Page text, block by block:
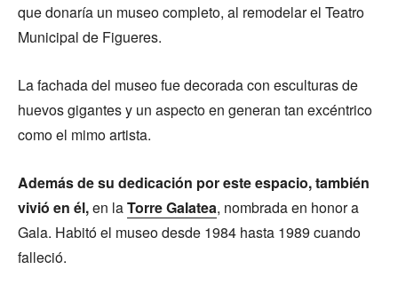
que donaría un museo completo, al remodelar el Teatro
Municipal de Figueres.
La fachada del museo fue decorada con esculturas de
huevos gigantes y un aspecto en generan tan excéntrico
como el mimo artista.
Además de su dedicación por este espacio, también
vivió en él,en laTorre Galatea, nombrada en honor a
Gala. Habitó el museo desde 1984 hasta 1989 cuando
falleció.